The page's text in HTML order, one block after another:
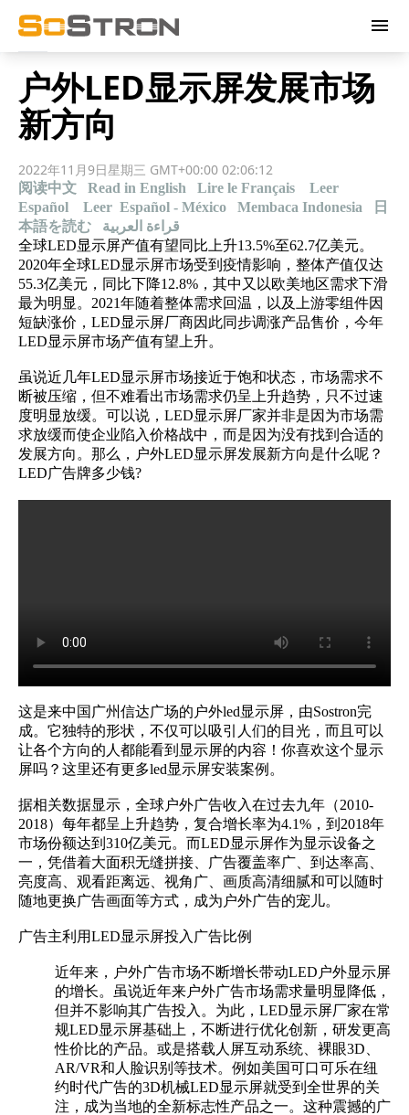
menu
户外LED显示屏发展市场
新方向
2022年11月9日星期三 GMT+00:00 02:06:12
阅读中文 Read in English Lire le Français
Leer
Español
Leer Español - México Membaca Indonesia
日
本語を読む
قراءة العربية
全球LED显示屏产值有望同比上升13.5%至62.7亿美元。
2020年全球LED显示屏市场受到疫情影响，整体产值仅达
55.3亿美元，同比下降12.8%，其中又以欧美地区需求下滑
最为明显。2021年随着整体需求回温，以及上游零组件因
短缺涨价，LED显示屏厂商因此同步调涨产品售价，今年
LED显示屏市场产值有望上升。
虽说近几年LED显示屏市场接近于饱和状态，市场需求不
断被压缩，但不难看出市场需求仍呈上升趋势，只不过速
度明显放缓。可以说，LED显示屏厂家并非是因为市场需
求放缓而使企业陷入价格战中，而是因为没有找到合适的
发展方向。那么，户外LED显示屏发展新方向是什么呢？
LED广告牌多少钱?
这是来中国广州信达广场的户外led显示屏，由Sostron完
成。它独特的形状，不仅可以吸引人们的目光，而且可以
让各个方向的人都能看到显示屏的内容！你喜欢这个显示
屏吗？ 这里还有更多led显示屏安装案例。
据相关数据显示，全球户外广告收入在过去九年（2010-
2018）每年都呈上升趋势，复合增长率为4.1%，到2018年
市场份额达到310亿美元。而LED显示屏作为显示设备之
一，凭借着大面积无缝拼接、广告覆盖率广、到达率高、
亮度高、观看距离远、视角广、画质高清细腻和可以随时
随地更换广告画面等方式，成为户外广告的宠儿。
广告主利用LED显示屏投入广告比例
近年来，户外广告市场不断增长带动LED户外显示屏
的增长。虽说近年来户外广告市场需求量明显降低，
但并不影响其广告投入。为此，LED显示屏厂家在常
规LED显示屏基础上，不断进行优化创新，研发更高
性价比的产品。或是搭载人屏互动系统、裸眼3D、
AR/VR和人脸识别等技术。例如美国可口可乐在纽
约时代广告的3D机械LED显示屏就受到全世界的关
注，成为当地的全新标志性产品之一。这种震撼的广